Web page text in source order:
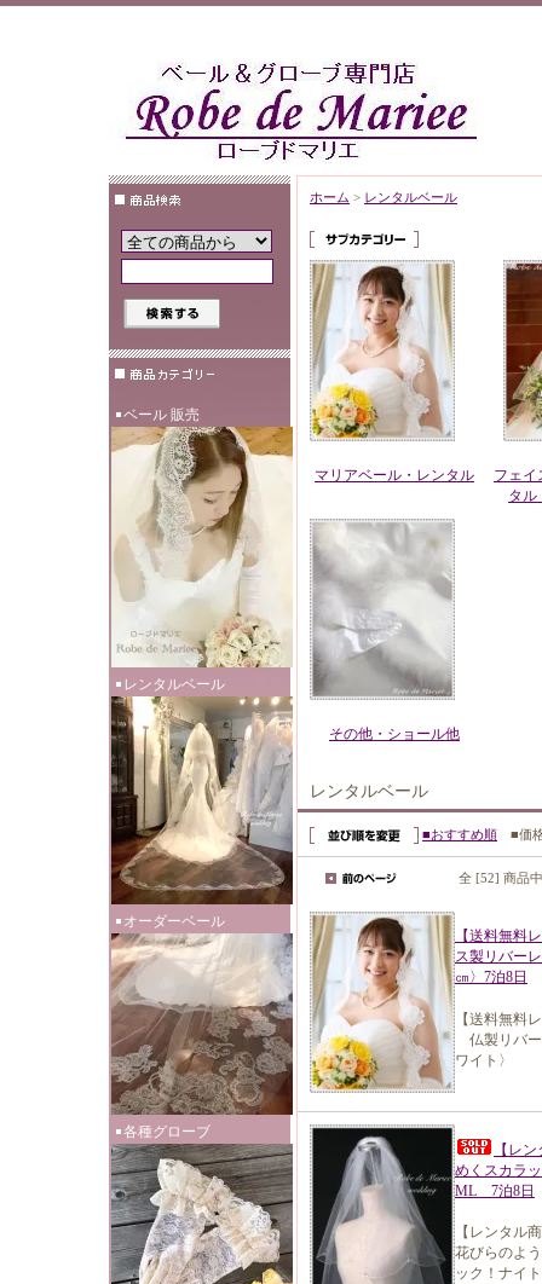
ベール 販売
レンタルベール
オーダーベール
各種グローブ
ホーム > レンタルベール
マリアベール・レンタル
フェイ
タル
その他・ショール他
レンタルベール
■おすすめ順 ■価
全 [52] 商品
【送料無料
ス製リバー
㎝〉7泊8日
【送料無料
仏製リバ
ワイト〉
【レ
めくスカラ
ML 7泊8日
【レンタル
花びらのよ
ック！ナイ